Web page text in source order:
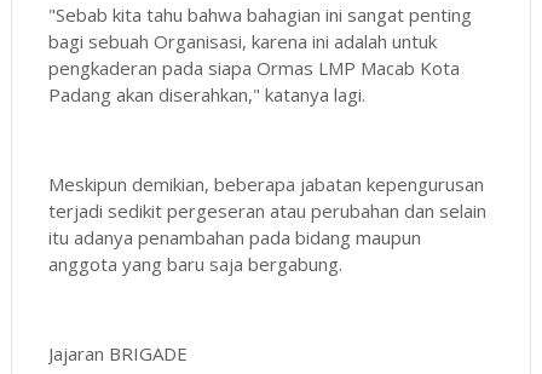
"Sebab kita tahu bahwa bahagian ini sangat penting
bagi sebuah Organisasi, karena ini adalah untuk
pengkaderan pada siapa Ormas LMP Macab Kota
Padang akan diserahkan," katanya lagi.
Meskipun demikian, beberapa jabatan kepengurusan
terjadi sedikit pergeseran atau perubahan dan selain
itu adanya penambahan pada bidang maupun
anggota yang baru saja bergabung.
Jajaran BRIGADE